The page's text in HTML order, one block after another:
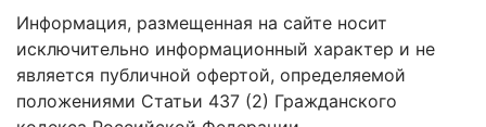
Информация, размещенная на сайте носит
исключительно информационный характер и не
является публичной офертой, определяемой
положениями Статьи 437 (2) Гражданского